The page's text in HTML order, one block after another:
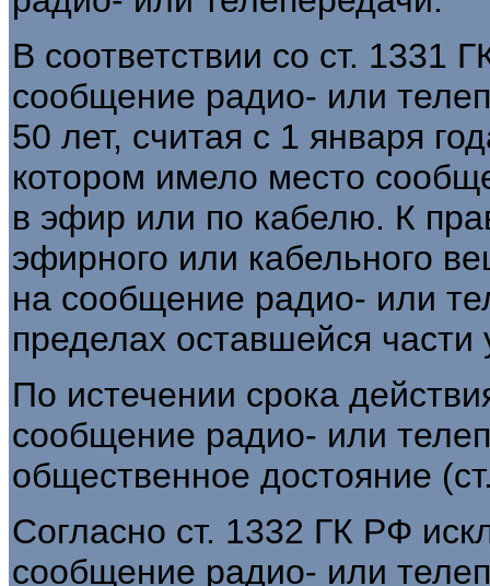
В соответствии со ст. 1331
сообщение радио- или
50 лет, считая с 1 января
котором имело место
в эфир или по кабелю. К
эфирного или кабельного
на сообщение радио- или
пределах оставшейся части
По истечении срока
сообщение радио- или
общественное достояние
Согласно ст. 1332 ГК РФ
сообщение радио- или